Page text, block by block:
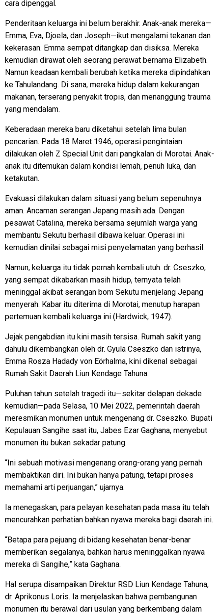
cara dipenggal.
Penderitaan keluarga ini belum berakhir. Anak-anak mereka—
Emma, Eva, Djoela, dan Joseph—ikut mengalami tekanan dan
kekerasan. Emma sempat ditangkap dan disiksa. Mereka
kemudian dirawat oleh seorang perawat bernama Elizabeth.
Namun keadaan kembali berubah ketika mereka dipindahkan
ke Tahulandang. Di sana, mereka hidup dalam kekurangan
makanan, terserang penyakit tropis, dan menanggung trauma
yang mendalam.
Keberadaan mereka baru diketahui setelah lima bulan
pencarian. Pada 18 Maret 1946, operasi pengintaian
dilakukan oleh Z Special Unit dari pangkalan di Morotai. Anak-
anak itu ditemukan dalam kondisi lemah, penuh luka, dan
ketakutan.
Evakuasi dilakukan dalam situasi yang belum sepenuhnya
aman. Ancaman serangan Jepang masih ada. Dengan
pesawat Catalina, mereka bersama sejumlah warga yang
membantu Sekutu berhasil dibawa keluar. Operasi ini
kemudian dinilai sebagai misi penyelamatan yang berhasil.
Namun, keluarga itu tidak pernah kembali utuh. dr. Cseszko,
yang sempat dikabarkan masih hidup, ternyata telah
meninggal akibat serangan bom Sekutu menjelang Jepang
menyerah. Kabar itu diterima di Morotai, menutup harapan
pertemuan kembali keluarga ini (Hardwick, 1947).
Jejak pengabdian itu kini masih tersisa. Rumah sakit yang
dahulu dikembangkan oleh dr. Gyula Cseszko dan istrinya,
Emma Rosza Hadady von Eörhalma, kini dikenal sebagai
Rumah Sakit Daerah Liun Kendage Tahuna.
Puluhan tahun setelah tragedi itu—sekitar delapan dekade
kemudian—pada Selasa, 10 Mei 2022, pemerintah daerah
meresmikan monumen untuk mengenang dr. Cseszko. Bupati
Kepulauan Sangihe saat itu, Jabes Ezar Gaghana, menyebut
monumen itu bukan sekadar patung.
“Ini sebuah motivasi mengenang orang-orang yang pernah
membaktikan diri. Ini bukan hanya patung, tetapi proses
memahami arti perjuangan,” ujarnya.
Ia menegaskan, para pelayan kesehatan pada masa itu telah
mencurahkan perhatian bahkan nyawa mereka bagi daerah ini.
“Betapa para pejuang di bidang kesehatan benar-benar
memberikan segalanya, bahkan harus meninggalkan nyawa
mereka di Sangihe,” kata Gaghana.
Hal serupa disampaikan Direktur RSD Liun Kendage Tahuna,
dr. Aprikonus Loris. Ia menjelaskan bahwa pembangunan
monumen itu berawal dari usulan yang berkembang dalam